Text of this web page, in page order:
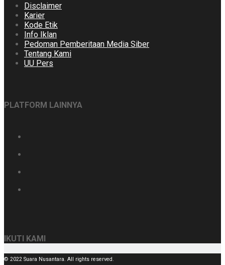
Disclaimer
Karier
Kode Etik
Info Iklan
Pedoman Pemberitaan Media Siber
Tentang Kami
UU Pers
PLATFORM LAINNYA
IKUTI KAMI
© 2022 Suara Nusantara. All rights reserved.